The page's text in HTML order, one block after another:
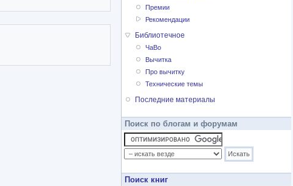
Премии
Рекомендации
Библиотечное
ЧаВо
Вычитка
Про вычитку
Технические темы
Последние материалы
Поиск по блогам и форумам
Поиск книг